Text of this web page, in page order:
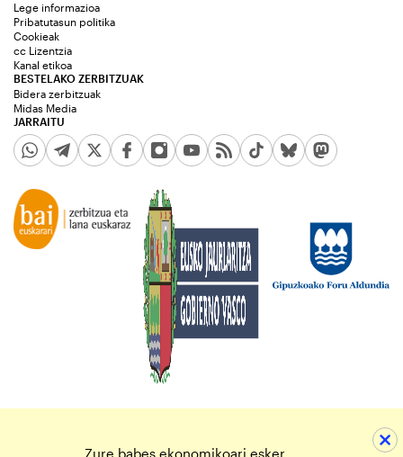
JARRAITU
Lege informazioa
Pribatutasun politika
Cookieak
cc Lizentzia
Kanal etikoa
BESTELAKO ZERBITZUAK
Bidera zerbitzuak
Midas Media
Zure babes ekonomikoari esker